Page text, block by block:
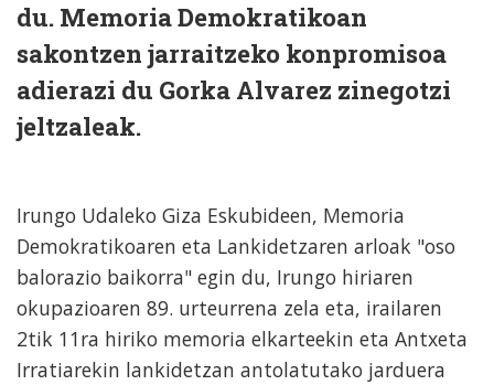
du. Memoria Demokratikoan
sakontzen jarraitzeko konpromisoa
adierazi du Gorka Alvarez zinegotzi
jeltzaleak.
Irungo Udaleko Giza Eskubideen, Memoria
Demokratikoaren eta Lankidetzaren arloak "oso
balorazio baikorra" egin du, Irungo hiriaren
okupazioaren 89. urteurrena zela eta, irailaren
2tik 11ra hiriko memoria elkarteekin eta Antxeta
Irratiarekin lankidetzan antolatutako jarduera